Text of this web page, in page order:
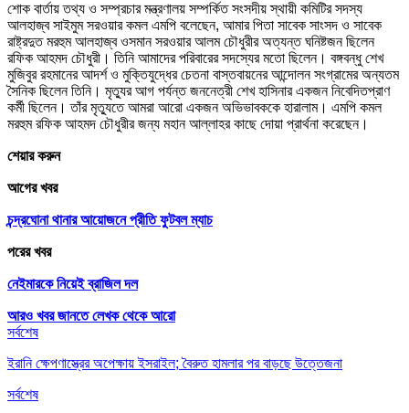
শোক বার্তায় তথ্য ও সম্প্রচার মন্ত্রণালয় সম্পর্কিত সংসদীয় স্থায়ী কমিটির সদস্য
আলহাজ্ব সাইমুম সরওয়ার কমল এমপি বলেছেন, আমার পিতা সাবেক সাংসদ ও সাবেক
রাষ্ট্রদুত মরহুম আলহাজ্ব ওসমান সরওয়ার আলম চৌধুরীর অত্যন্ত ঘনিষ্টজন ছিলেন
রফিক আহমদ চৌধুরী। তিনি আমাদের পরিবারের সদস্যের মতো ছিলেন। বঙ্গবন্ধু শেখ
মুজিবুর রহমানের আদর্শ ও মুক্তিযুদ্ধের চেতনা বাস্তবায়নের আন্দোলন সংগ্রামের অন্যতম
সৈনিক ছিলেন তিনি। মৃত্যুর আগ পর্যন্ত জননেত্রী শেখ হাসিনার একজন নিবেদিতপ্রাণ
কর্মী ছিলেন। তাঁর মৃত্যুতে আমরা আরো একজন অভিভাবককে হারালাম। এমপি কমল
মরহুম রফিক আহমদ চৌধুরীর জন্য মহান আল্লাহর কাছে দোয়া প্রার্থনা করেছেন।
শেয়ার করুন
আগের খবর
চন্দ্রঘোনা থানার আয়োজনে প্রীতি ফুটবল ম্যাচ
পরের খবর
নেইমারকে নিয়েই ব্রাজিল দল
আরও খবর জানতে লেখক থেকে আরো
সর্বশেষ
ইরানি ক্ষেপণাস্ত্রের অপেক্ষায় ইসরাইল; বৈরুত হামলার পর বাড়ছে উত্তেজনা
সর্বশেষ